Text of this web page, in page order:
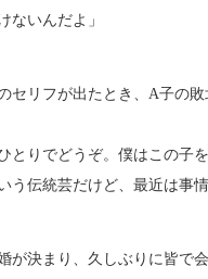
ないんだよ」
セリフが出たとき、A子の
とりでどうぞ。僕はこの子
伝統芸だけど、最近は事情
が決まり、久しぶりに皆で